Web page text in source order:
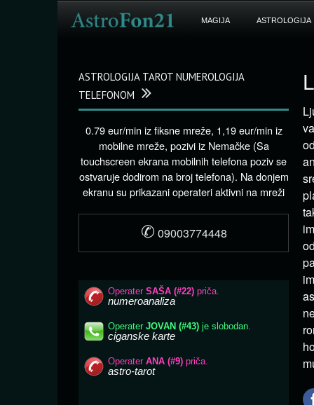
MAGIJA ASTROLOGIJA
ASTROLOGIJA TAROT NUMEROLOGIJA
TELEFONOM
0.79 eur/min iz fiksne mreže, 1,19 eur/min iz
mobilne mreže, pozivi iz Nemačke (Sa
touchscreen ekrana mobilnih telefona poziv se
ostvaruje dodirom na broj telefona). Na donjem
ekranu su prikazani operateri aktivni na mreži
✆ 09003774448